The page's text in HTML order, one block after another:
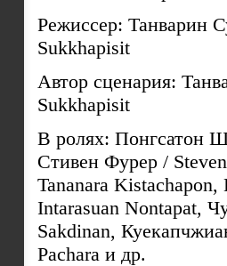
Режиссер: Танварин
Sukkhapisit
Автор сценария:
Sukkhapisit
В ролях: Понгсатон
Стивен Фурер /
Tananara
Intarasuan Nontapat,
Sakdinan,
Pachara и др.